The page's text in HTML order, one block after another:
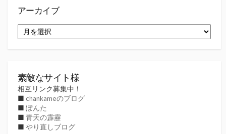
アーカイブ
ー
素敵なサイト様
相互リンク募集中！
■ chankameのブログ
■ ぽんた
■ 青天の霹靂
■ やり直しブログ